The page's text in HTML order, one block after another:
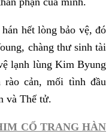
hết lòng bảo vệ, đó
chàng thư sinh tài
lạnh lùng Kim Byung
cản, mối tình đầu
và Thế tử.
CỔ TRANG HÀN